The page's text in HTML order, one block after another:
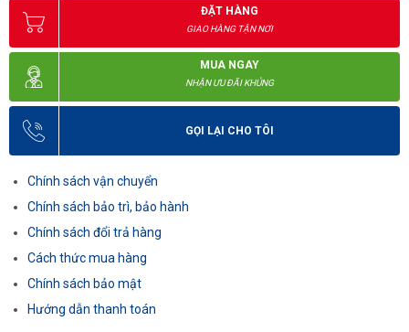
ĐẶT HÀNG
GIAO HÀNG TẬN NƠI
MUA NGAY
NHẬN ƯU ĐÃI KHỦNG
GỌI LẠI CHO TÔI
Chính sách vận chuyển
Chính sách bảo trì, bảo hành
Chính sách đổi trả hàng
Cách thức mua hàng
Chính sách bảo mật
Hướng dẫn thanh toán